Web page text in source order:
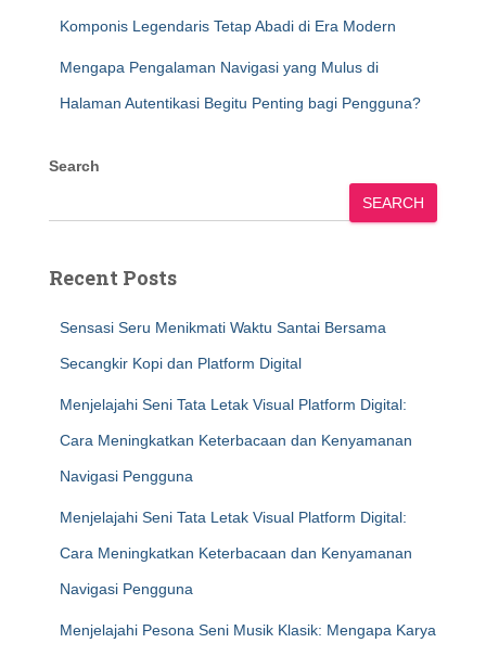
Komponis Legendaris Tetap Abadi di Era Modern
Mengapa Pengalaman Navigasi yang Mulus di
Halaman Autentikasi Begitu Penting bagi Pengguna?
Search
SEARCH
Recent Posts
Sensasi Seru Menikmati Waktu Santai Bersama
Secangkir Kopi dan Platform Digital
Menjelajahi Seni Tata Letak Visual Platform Digital:
Cara Meningkatkan Keterbacaan dan Kenyamanan
Navigasi Pengguna
Menjelajahi Seni Tata Letak Visual Platform Digital:
Cara Meningkatkan Keterbacaan dan Kenyamanan
Navigasi Pengguna
Menjelajahi Pesona Seni Musik Klasik: Mengapa Karya